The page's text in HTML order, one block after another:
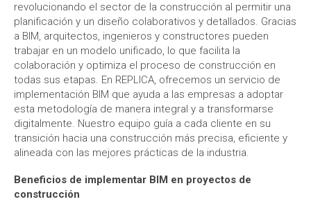
revolucionando el sector de la construcción al permitir una
planificación y un diseño colaborativos y detallados. Gracias
a BIM, arquitectos, ingenieros y constructores pueden
trabajar en un modelo unificado, lo que facilita la
colaboración y optimiza el proceso de construcción en
todas sus etapas. En REPLICA, ofrecemos un servicio de
implementación BIM que ayuda a las empresas a adoptar
esta metodología de manera integral y a transformarse
digitalmente. Nuestro equipo guía a cada cliente en su
transición hacia una construcción más precisa, eficiente y
alineada con las mejores prácticas de la industria.
Beneficios de implementar BIM en proyectos de
construcción